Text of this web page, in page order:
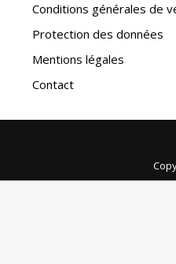
Conditions générales de
Protection des données
Mentions légales
Contact